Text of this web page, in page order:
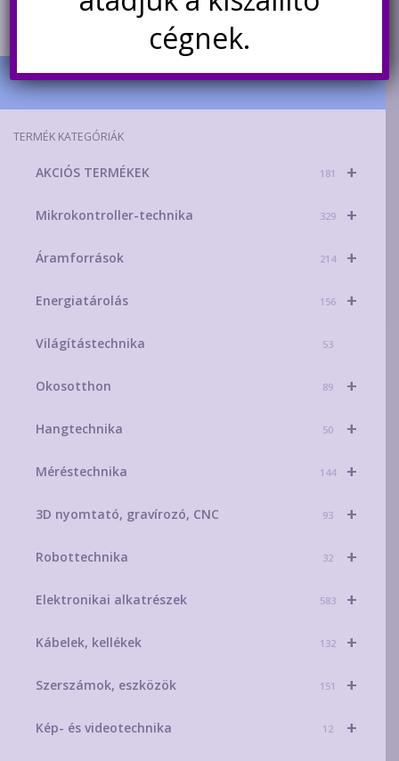
van.
A
változatok
a
termékoldalon
TERMÉK KATEGÓRIÁK
+
AKCIÓS TERMÉKEK 181
+
Mikrokontroller-technika 329
+
Áramforrások 214
+
Energiatárolás 156
Világítástechnika 53
+
Okosotthon 89
+
Hangtechnika 50
+
Méréstechnika 144
+
3D nyomtató, gravírozó, CNC 93
+
Robottechnika 32
+
Elektronikai alkatrészek 583
+
Kábelek, kellékek 132
+
Szerszámok, eszközök 151
+
Kép- és videotechnika 12
cégnek.